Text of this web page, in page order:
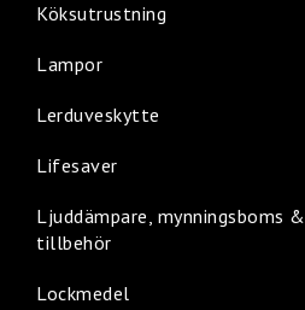
Köksutrustning
Lampor
Lerduveskytte
Lifesaver
Ljuddämpare, mynningsboms &
tillbehör
Lockmedel